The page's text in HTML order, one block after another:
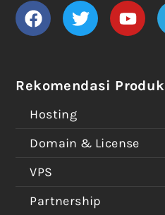
Rekomendasi Produk
Hosting
Domain & License
VPS
Partnership